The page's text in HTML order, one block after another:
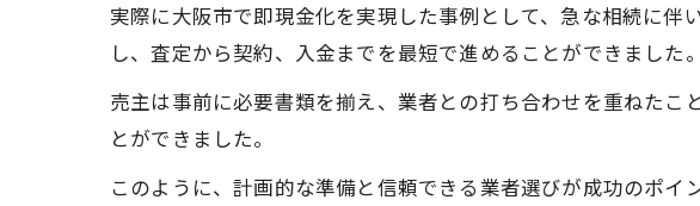
大阪市で
実際に大阪市で即現金化を実現した事例として、急な相続に
し、査定から契約、入金までを最短で進めることができました。
売主は事前に必要書類を揃え、業者との打ち合わせを重ねた
とができました。
このように、計画的な準備と信頼できる業者選びが成功のポ